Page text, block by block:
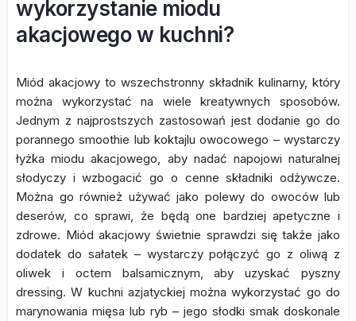
wykorzystanie miodu
akacjowego w kuchni?
Miód akacjowy to wszechstronny składnik kulinarny, który
można wykorzystać na wiele kreatywnych sposobów.
Jednym z najprostszych zastosowań jest dodanie go do
porannego smoothie lub koktajlu owocowego – wystarczy
łyżka miodu akacjowego, aby nadać napojowi naturalnej
słodyczy i wzbogacić go o cenne składniki odżywcze.
Można go również używać jako polewy do owoców lub
deserów, co sprawi, że będą one bardziej apetyczne i
zdrowe. Miód akacjowy świetnie sprawdzi się także jako
dodatek do sałatek – wystarczy połączyć go z oliwą z
oliwek i octem balsamicznym, aby uzyskać pyszny
dressing. W kuchni azjatyckiej można wykorzystać go do
marynowania mięsa lub ryb – jego słodki smak doskonale